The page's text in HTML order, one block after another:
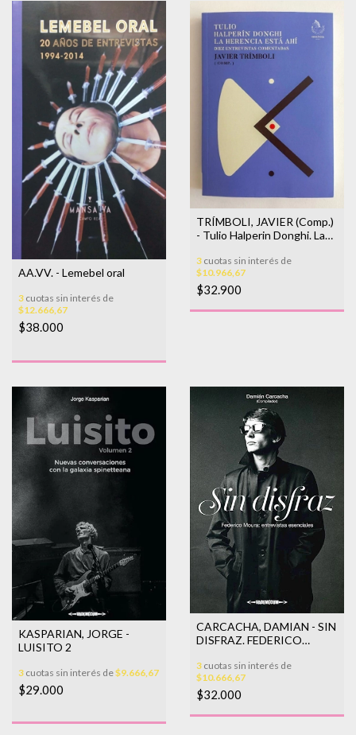
AA.VV. - Lemebel oral
3 cuotas sin interés de
$12.666,67
$38.000
TRÍMBOLI, JAVIER (Comp.)
- Tulio Halperin Donghi. La
3 cuotas sin interés de
$10.966,67
$32.900
KASPARIAN, JORGE -
LUISITO 2
3 cuotas sin interés de$9.666,67
$29.000
CARCACHA, DAMIAN - SIN
DISFRAZ. FEDERICO
ESE
3 cuotas sin interés de
$10.666,67
$32.000